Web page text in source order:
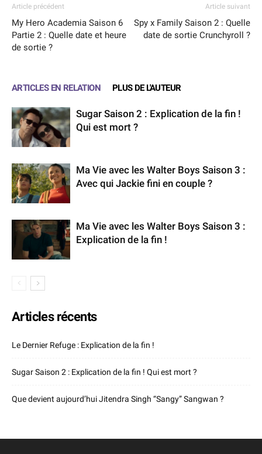
Article précédent
My Hero Academia Saison 6
Partie 2 : Quelle date et heure
de sortie ?
Article suivant
Spy x Family Saison 2 : Quelle
date de sortie Crunchyroll ?
ARTICLES EN RELATION PLUS DE L'AUTEUR
Sugar Saison 2 : Explication de la fin !
Qui est mort ?
Ma Vie avec les Walter Boys Saison 3 :
Avec qui Jackie fini en couple ?
Ma Vie avec les Walter Boys Saison 3 :
Explication de la fin !
Articles récents
Le Dernier Refuge : Explication de la fin !
Sugar Saison 2 : Explication de la fin ! Qui est mort ?
Que devient aujourd’hui Jitendra Singh “Sangy” Sangwan ?